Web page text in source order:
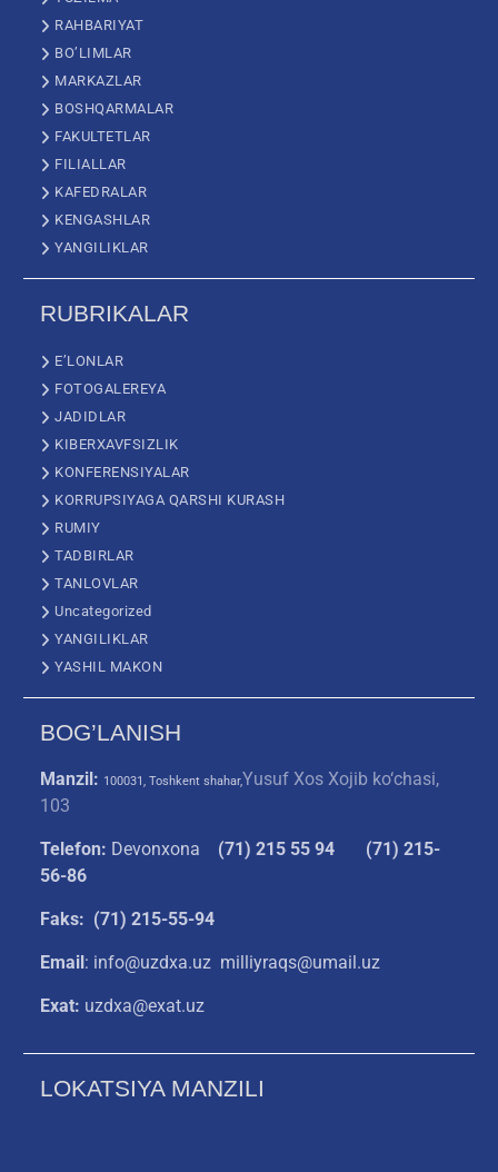
RAHBARIYAT
BO’LIMLAR
MARKAZLAR
BOSHQARMALAR
FAKULTETLAR
FILIALLAR
KAFEDRALAR
KENGASHLAR
YANGILIKLAR
RUBRIKALAR
E’LONLAR
FOTOGALEREYA
JADIDLAR
KIBERXAVFSIZLIK
KONFERENSIYALAR
KORRUPSIYAGA QARSHI KURASH
RUMIY
TADBIRLAR
TANLOVLAR
Uncategorized
YANGILIKLAR
YASHIL MAKON
BOG’LANISH
Manzil: 100031, Toshkent shahar,Yusuf Xos Xojib ko‘chasi,
103
Telefon: Devonxona (71) 215 55 94
(71) 215-
56-86
Faks: (71) 215-55-94
Email: info@uzdxa.uz milliyraqs@umail.uz
Exat: uzdxa@exat.uz
LOKATSIYA MANZILI